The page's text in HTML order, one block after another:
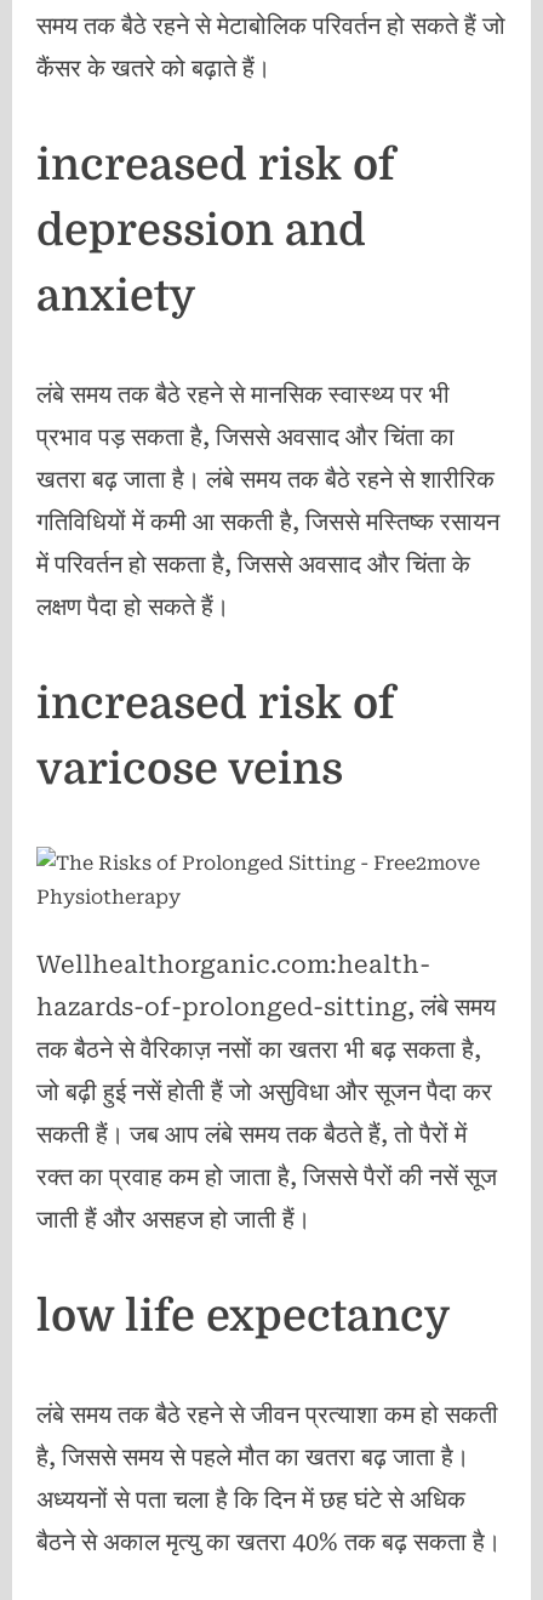
समय तक बैठे रहने से मेटाबोलिक परिवर्तन हो सकते हैं जो
कैंसर के खतरे को बढ़ाते हैं।
increased risk of
depression and
anxiety
लंबे समय तक बैठे रहने से मानसिक स्वास्थ्य पर भी
प्रभाव पड़ सकता है, जिससे अवसाद और चिंता का
खतरा बढ़ जाता है। लंबे समय तक बैठे रहने से शारीरिक
गतिविधियों में कमी आ सकती है, जिससे मस्तिष्क रसायन
में परिवर्तन हो सकता है, जिससे अवसाद और चिंता के
लक्षण पैदा हो सकते हैं।
increased risk of
varicose veins
Wellhealthorganic.com:health-
hazards-of-prolonged-sitting, लंबे समय
तक बैठने से वैरिकाज़ नसों का खतरा भी बढ़ सकता है,
जो बढ़ी हुई नसें होती हैं जो असुविधा और सूजन पैदा कर
सकती हैं। जब आप लंबे समय तक बैठते हैं, तो पैरों में
रक्त का प्रवाह कम हो जाता है, जिससे पैरों की नसें सूज
जाती हैं और असहज हो जाती हैं।
low life expectancy
लंबे समय तक बैठे रहने से जीवन प्रत्याशा कम हो सकती
है, जिससे समय से पहले मौत का खतरा बढ़ जाता है।
अध्ययनों से पता चला है कि दिन में छह घंटे से अधिक
बैठने से अकाल मृत्यु का खतरा 40% तक बढ़ सकता है।